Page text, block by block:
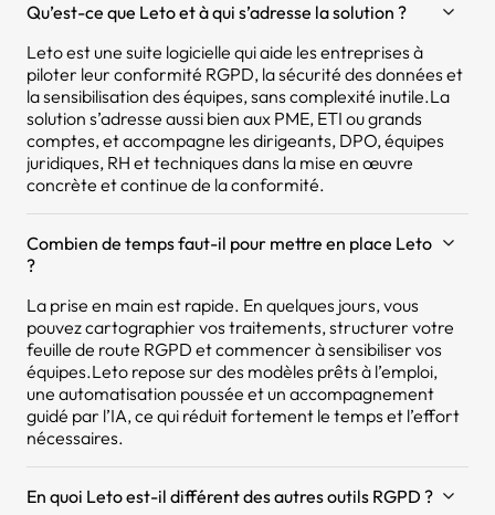
Qu’est-ce que Leto et à qui s’adresse la solution ?
Leto est une suite logicielle qui aide les entreprises à
piloter leur conformité RGPD, la sécurité des données et
la sensibilisation des équipes, sans complexité inutile.La
solution s’adresse aussi bien aux PME, ETI ou grands
comptes, et accompagne les dirigeants, DPO, équipes
juridiques, RH et techniques dans la mise en œuvre
concrète et continue de la conformité.
Combien de temps faut-il pour mettre en place Leto
?
La prise en main est rapide. En quelques jours, vous
pouvez cartographier vos traitements, structurer votre
feuille de route RGPD et commencer à sensibiliser vos
équipes.Leto repose sur des modèles prêts à l’emploi,
une automatisation poussée et un accompagnement
guidé par l’IA, ce qui réduit fortement le temps et l’effort
nécessaires.
En quoi Leto est-il différent des autres outils RGPD ?